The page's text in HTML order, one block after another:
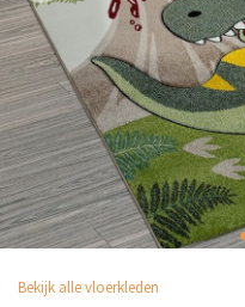
Bekijk alle vloerkleden